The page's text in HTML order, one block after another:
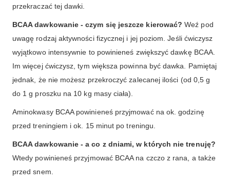
przekraczać tej dawki.
BCAA dawkowanie - czym się jeszcze kierować? Weź pod
uwagę rodzaj aktywności fizycznej i jej poziom. Jeśli ćwiczysz
wyjątkowo intensywnie to powinieneś zwiększyć dawkę BCAA.
Im więcej ćwiczysz, tym większa powinna być dawka. Pamiętaj
jednak, że nie możesz przekroczyć zalecanej ilości (od 0,5 g
do 1 g proszku na 10 kg masy ciała).
Aminokwasy BCAA powinieneś przyjmować na ok. godzinę
przed treningiem i ok. 15 minut po treningu.
BCAA dawkowanie - a co z dniami, w których nie trenuję?
Wtedy powinieneś przyjmować BCAA na czczo z rana, a także
przed snem.